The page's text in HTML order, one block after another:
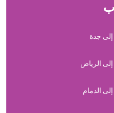
إلى جدة
إلى الرياض
إلى الدمام